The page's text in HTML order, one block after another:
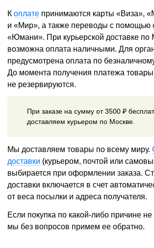
К оплате принимаются карты «Виза»,
и «Мир», а также переводы с помощью
«Юмани». При курьерской доставке по
возможна оплата наличными. Для
предусмотрена оплата по
До момента получения платежа товары
не резервируются.
При заказе на сумму от 3500 ₽
доставляем курьером по Москве.
Мы доставляем товары по всему миру.
доставки (курьером, почтой или
выбирается при оформлении заказа.
доставки включается в счет
от веса посылки и адреса получателя.
Если покупка по какой-либо причине
мы без вопросов примем ее обратно.